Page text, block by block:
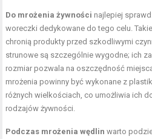
Do mrożenia żywności najlepiej
woreczki dedykowane do tego celu.
chronią produkty przed szkodliwymi
strunowe są szczególnie wygodne; ich
rozmiar pozwala na oszczędność
mrożenia powinny być wykonane z
różnych wielkościach, co umożliwia ich
rodzajów żywności.
Podczas mrożenia wędlin warto